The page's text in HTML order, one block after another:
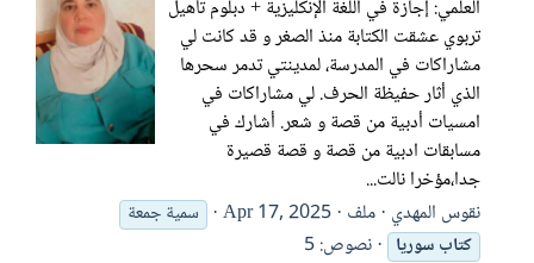
العلمي: إجازة في اللغة الإنكليزية + دبلوم تأهيل
تربوي عشقت الكتابة منذ الصغر و قد كانت لي
مشاراكات في المدرسة، لمدينتي تدمر سحرها
الذي أثار حفيظة الحرف. لي مشاراكات في
امسيات أدبية من قصة و شعر. أشارك في
مسابقات ادبية من قصة و قصة قصيرة
جدا،مؤخرا نالت...
نقوس المهدي ملف Apr 17, 2025
سمية جمعة
كتابسوريا نصوص: 5